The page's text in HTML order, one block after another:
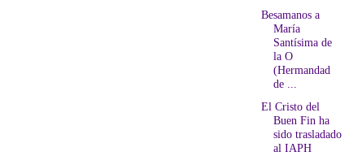
Besamanos a
María
Santísima de
la O
(Hermandad
de ...
El Cristo del
Buen Fin ha
sido trasladado
al IAPH